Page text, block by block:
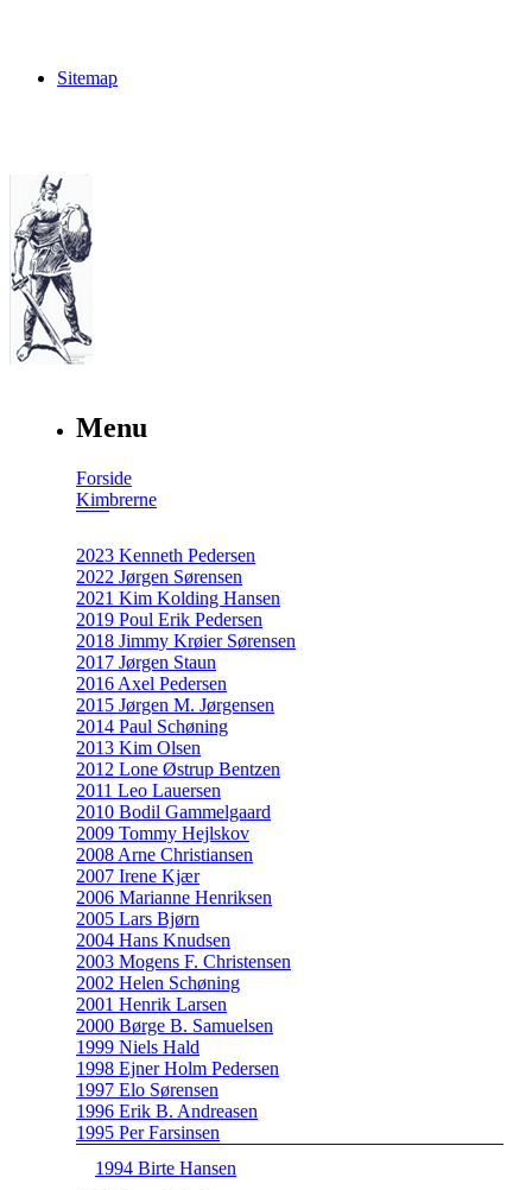
Sitemap
Menu
Forside
Kimbrerne
2023 Kenneth Pedersen
2022 Jørgen Sørensen
2021 Kim Kolding Hansen
2019 Poul Erik Pedersen
2018 Jimmy Krøier Sørensen
2017 Jørgen Staun
2016 Axel Pedersen
2015 Jørgen M. Jørgensen
2014 Paul Schøning
2013 Kim Olsen
2012 Lone Østrup Bentzen
2011 Leo Lauersen
2010 Bodil Gammelgaard
2009 Tommy Hejlskov
2008 Arne Christiansen
2007 Irene Kjær
2006 Marianne Henriksen
2005 Lars Bjørn
2004 Hans Knudsen
2003 Mogens F. Christensen
2002 Helen Schøning
2001 Henrik Larsen
2000 Børge B. Samuelsen
1999 Niels Hald
1998 Ejner Holm Pedersen
1997 Elo Sørensen
1996 Erik B. Andreasen
1995 Per Farsinsen
1994 Birte Hansen